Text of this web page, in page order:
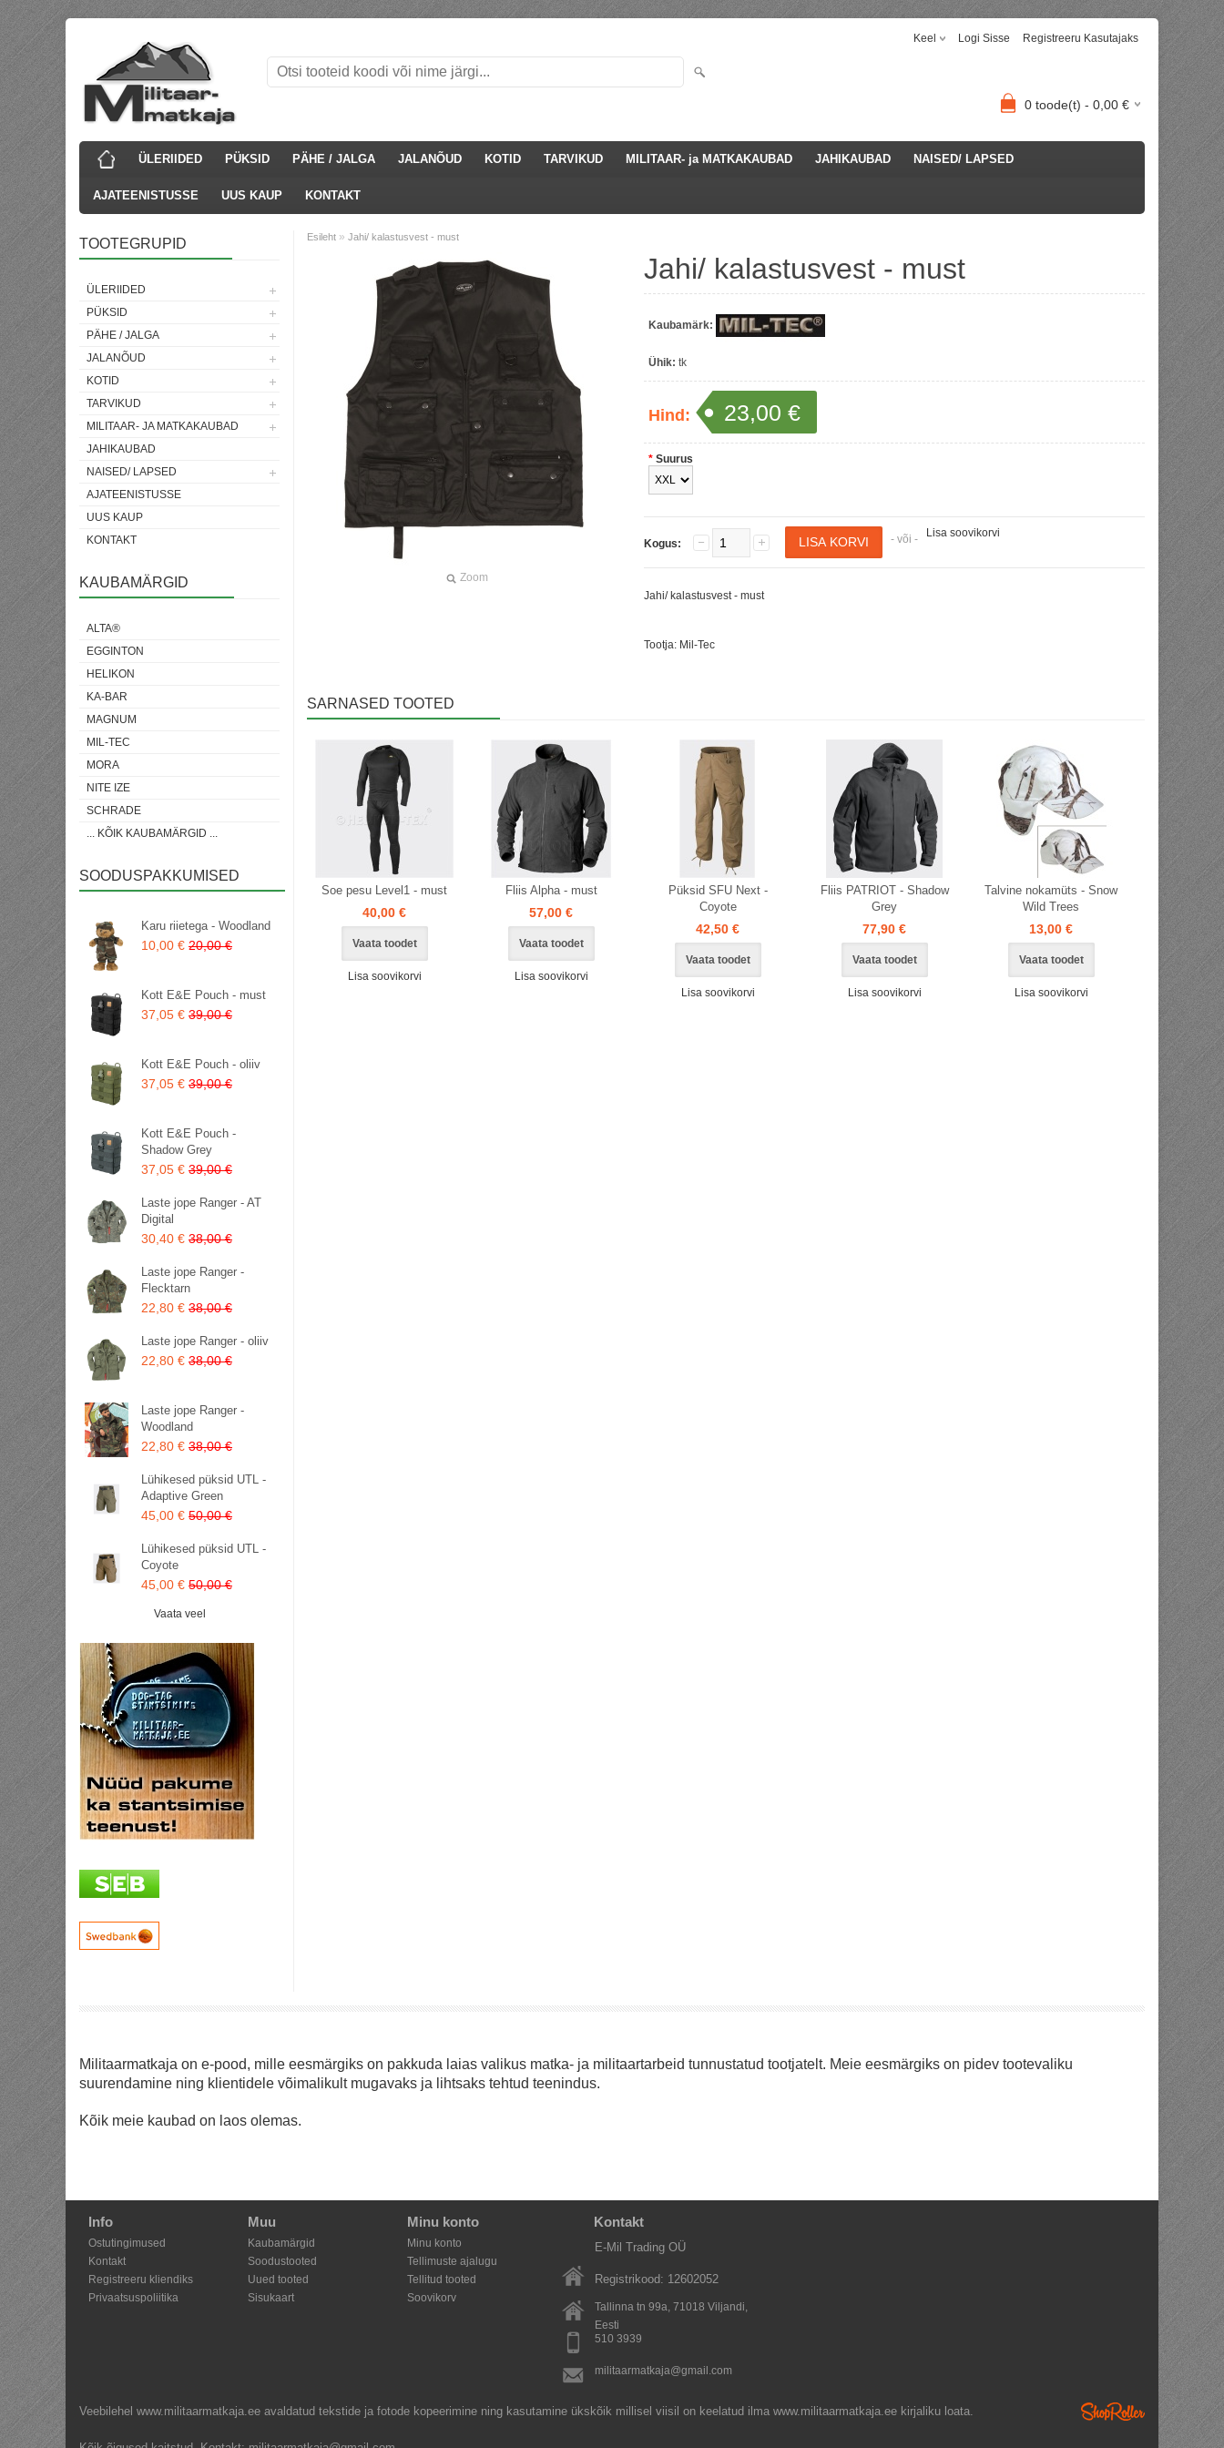
Keel Logi Sisse Registreeru Kasutajaks
0 toode(t) - 0,00 €
ÜLERIIDED PÜKSID PÄHE / JALGA JALANÕUD KOTID TARVIKUD MILITAAR- ja MATKAKAUBAD JAHIKAUBAD NAISED/ LAPSED
AJATEENISTUSSE UUS KAUP KONTAKT
TOOTEGRUPID
ÜLERIIDED
PÜKSID
PÄHE / JALGA
JALANÕUD
KOTID
TARVIKUD
MILITAAR- JA MATKAKAUBAD
JAHIKAUBAD
NAISED/ LAPSED
AJATEENISTUSSE
UUS KAUP
KONTAKT
KAUBAMÄRGID
ALTA®
EGGINTON
HELIKON
KA-BAR
MAGNUM
MIL-TEC
MORA
NITE IZE
SCHRADE
... KÕIK KAUBAMÄRGID ...
SOODUSPAKKUMISED
Karu riietega - Woodland
10,00 € 20,00 €
Kott E&E Pouch - must
37,05 € 39,00 €
Kott E&E Pouch - oliiv
37,05 € 39,00 €
Kott E&E Pouch -
Shadow Grey
37,05 € 39,00 €
Laste jope Ranger - AT
Digital
30,40 € 38,00 €
Laste jope Ranger -
Flecktarn
22,80 € 38,00 €
Laste jope Ranger - oliiv
22,80 € 38,00 €
Laste jope Ranger -
Woodland
22,80 € 38,00 €
Lühikesed püksid UTL -
Adaptive Green
45,00 € 50,00 €
Lühikesed püksid UTL -
Coyote
45,00 € 50,00 €
Vaata veel
Esileht » Jahi/ kalastusvest - must
Zoom
Jahi/ kalastusvest - must
Kaubamärk:
Ühik: tk
Hind: 23,00 €
* Suurus
Kogus: - või - Lisa soovikorvi
Jahi/ kalastusvest - must
Tootja: Mil-Tec
SARNASED TOOTED
Soe pesu Level1 - must
40,00 €
Vaata toodet
Lisa soovikorvi
Fliis Alpha - must
57,00 €
Vaata toodet
Lisa soovikorvi
Püksid SFU Next -
Coyote
42,50 €
Vaata toodet
Lisa soovikorvi
Fliis PATRIOT - Shadow
Grey
77,90 €
Vaata toodet
Lisa soovikorvi
Talvine nokamüts - Snow
Wild Trees
13,00 €
Vaata toodet
Lisa soovikorvi
Militaarmatkaja on e-pood, mille eesmärgiks on pakkuda laias valikus matka- ja militaartarbeid tunnustatud tootjatelt. Meie eesmärgiks on pidev tootevaliku
suurendamine ning klientidele võimalikult mugavaks ja lihtsaks tehtud teenindus.
Kõik meie kaubad on laos olemas.
Info
Ostutingimused
Kontakt
Registreeru kliendiks
Privaatsuspoliitika
Muu
Kaubamärgid
Soodustooted
Uued tooted
Sisukaart
Minu konto
Minu konto
Tellimuste ajalugu
Tellitud tooted
Soovikorv
Kontakt
E-Mil Trading OÜ
Registrikood: 12602052
Tallinna tn 99a, 71018 Viljandi,
Eesti
510 3939
militaarmatkaja@gmail.com
Veebilehel www.militaarmatkaja.ee avaldatud tekstide ja fotode kopeerimine ning kasutamine ükskõik millisel viisil on keelatud ilma www.militaarmatkaja.ee kirjaliku loata.